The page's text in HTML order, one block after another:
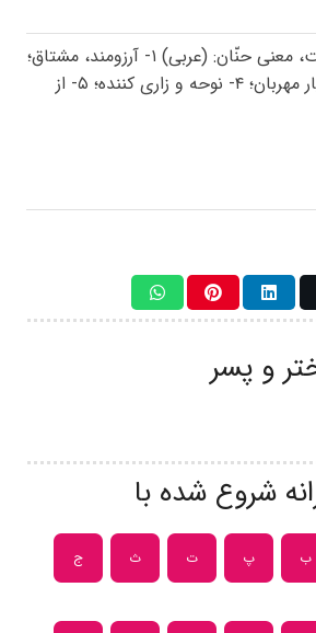
حنّان اسم پسرانه است، معنی حنّان: (عربی) ۱- آرزومند، مشتاق؛
۲- بخشاینده؛ ۳- بسیار مهربان؛ ۴- نوحه و زاری کننده؛ ۵- از
و پسر
شروع شده با
ب پ ت ث ج